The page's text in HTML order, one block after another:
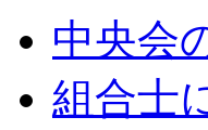
中央会
組合士